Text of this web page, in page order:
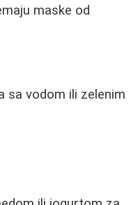
maske od
sa vodom ili zelenim